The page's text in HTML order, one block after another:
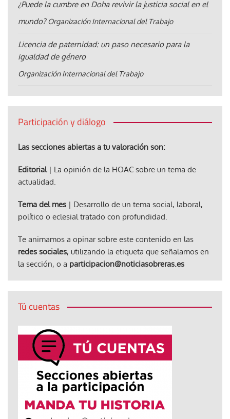
¿Puede la cumbre en Doha revivir la justicia social en el
mundo? Organización Internacional del Trabajo
Licencia de paternidad: un paso necesario para la
igualdad de género
Organización Internacional del Trabajo
Participación y diálogo
Las secciones abiertas a tu valoración son:
Editorial| La opinión de la HOAC sobre un tema de
actualidad.
Tema del mes | Desarrollo de un tema social, laboral,
político o eclesial tratado con profundidad.
Te animamos a opinar sobre este contenido en las
redes sociales, utilizando la etiqueta que señalamos en
la sección, o a participacion@noticiasobreras.es
Tú cuentas